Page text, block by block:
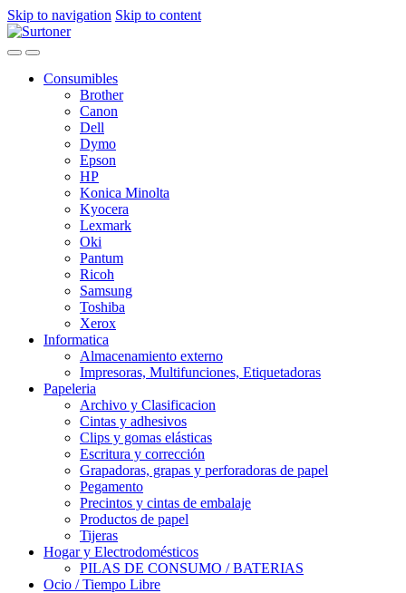
Skip to navigation Skip to content
Consumibles
Brother
Canon
Dell
Dymo
Epson
HP
Konica Minolta
Kyocera
Lexmark
Oki
Pantum
Ricoh
Samsung
Toshiba
Xerox
Informatica
Almacenamiento externo
Impresoras, Multifunciones, Etiquetadoras
Papeleria
Archivo y Clasificacion
Cintas y adhesivos
Clips y gomas elásticas
Escritura y corrección
Grapadoras, grapas y perforadoras de papel
Pegamento
Precintos y cintas de embalaje
Productos de papel
Tijeras
Hogar y Electrodomésticos
PILAS DE CONSUMO / BATERIAS
Ocio / Tiempo Libre